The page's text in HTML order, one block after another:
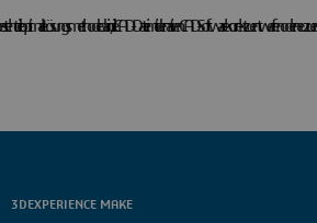
Lösungsmethode darin, die CAD-Datei mit der nativen CAD-Software korrekt zu entwerfen oder neu zu entwerfen,
3DEXPERIENCE MAKE